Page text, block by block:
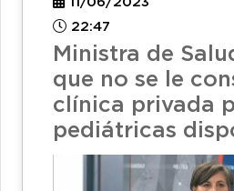
22:47
Ministra de
que no se le
clínica privada
pediátricas